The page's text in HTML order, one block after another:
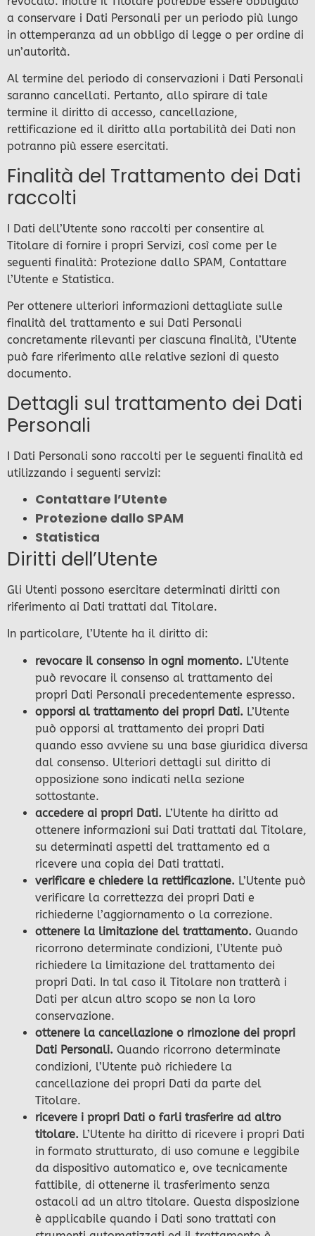
a conservare i Dati Personali per un periodo più lungo
in ottemperanza ad un obbligo di legge o per ordine di
un’autorità.
Al termine del periodo di conservazioni i Dati Personali
saranno cancellati. Pertanto, allo spirare di tale
termine il diritto di accesso, cancellazione,
rettificazione ed il diritto alla portabilità dei Dati non
potranno più essere esercitati.
Finalità del Trattamento dei Dati
raccolti
I Dati dell’Utente sono raccolti per consentire al
Titolare di fornire i propri Servizi, così come per le
seguenti finalità: Protezione dallo SPAM, Contattare
l’Utente e Statistica.
Per ottenere ulteriori informazioni dettagliate sulle
finalità del trattamento e sui Dati Personali
concretamente rilevanti per ciascuna finalità, l’Utente
può fare riferimento alle relative sezioni di questo
documento.
Dettagli sul trattamento dei Dati
Personali
I Dati Personali sono raccolti per le seguenti finalità ed
utilizzando i seguenti servizi:
Contattare l’Utente
Protezione dallo SPAM
Statistica
Diritti dell’Utente
Gli Utenti possono esercitare determinati diritti con
riferimento ai Dati trattati dal Titolare.
In particolare, l’Utente ha il diritto di:
revocare il consenso in ogni momento. L’Utente
può revocare il consenso al trattamento dei
propri Dati Personali precedentemente espresso.
opporsi al trattamento dei propri Dati. L’Utente
può opporsi al trattamento dei propri Dati
quando esso avviene su una base giuridica diversa
dal consenso. Ulteriori dettagli sul diritto di
opposizione sono indicati nella sezione
sottostante.
accedere ai propri Dati. L’Utente ha diritto ad
ottenere informazioni sui Dati trattati dal Titolare,
su determinati aspetti del trattamento ed a
ricevere una copia dei Dati trattati.
verificare e chiedere la rettificazione. L’Utente può
verificare la correttezza dei propri Dati e
richiederne l’aggiornamento o la correzione.
ottenere la limitazione del trattamento. Quando
ricorrono determinate condizioni, l’Utente può
richiedere la limitazione del trattamento dei
propri Dati. In tal caso il Titolare non tratterà i
Dati per alcun altro scopo se non la loro
conservazione.
ottenere la cancellazione o rimozione dei propri
Dati Personali. Quando ricorrono determinate
condizioni, l’Utente può richiedere la
cancellazione dei propri Dati da parte del
Titolare.
ricevere i propri Dati o farli trasferire ad altro
titolare. L’Utente ha diritto di ricevere i propri Dati
in formato strutturato, di uso comune e leggibile
da dispositivo automatico e, ove tecnicamente
fattibile, di ottenerne il trasferimento senza
ostacoli ad un altro titolare. Questa disposizione
è applicabile quando i Dati sono trattati con